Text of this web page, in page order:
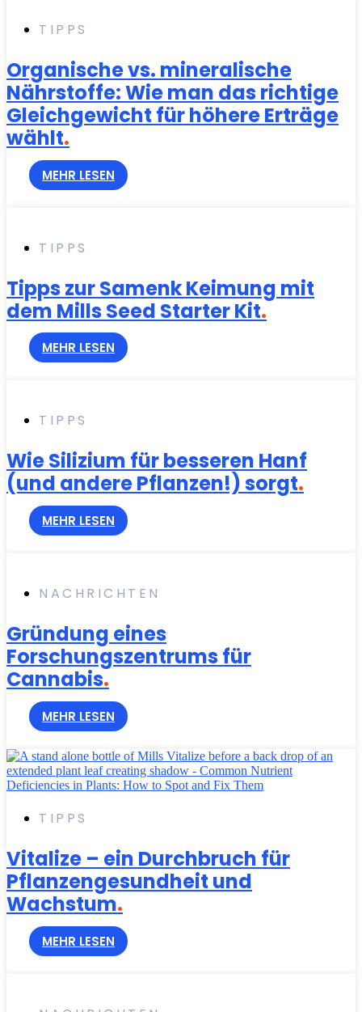
TIPPS
Organische vs. mineralische
Nährstoffe: Wie man das richtige
Gleichgewicht für höhere Erträge
wählt.
MEHR LESEN
TIPPS
Tipps zur Samenk Keimung mit
dem Mills Seed Starter Kit.
MEHR LESEN
TIPPS
Wie Silizium für besseren Hanf
(und andere Pflanzen!) sorgt.
MEHR LESEN
NACHRICHTEN
Gründung eines
Forschungszentrums für
Cannabis.
MEHR LESEN
TIPPS
Vitalize – ein Durchbruch für
Pflanzengesundheit und
Wachstum.
MEHR LESEN